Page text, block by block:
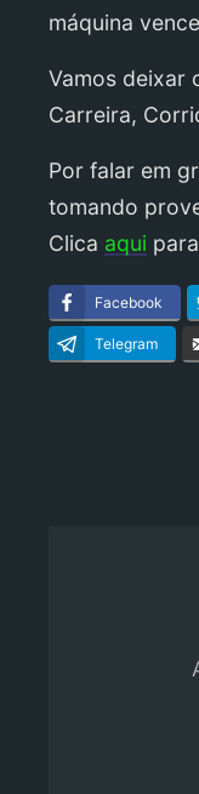
máquina
Vamos deixar
Carreira,
Por falar em
tomando
Clica aqui
Facebook
Telegram